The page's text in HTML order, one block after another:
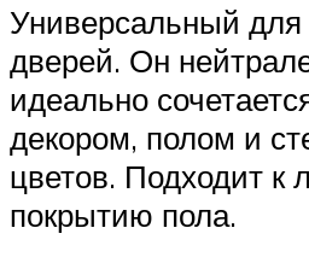
Универсальный
дверей. Он
идеально
декором, полом и
цветов. Подходит к
покрытию пола.